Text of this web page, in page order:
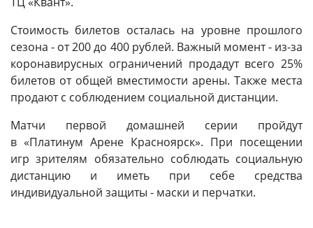
Стоимость билетов осталась на уровне прошлого
сезона - от 200 до 400 рублей. Важный момент - из-за
коронавирусных ограничений продадут всего 25%
билетов от общей вместимости арены. Также места
продают с соблюдением социальной дистанции.
Матчи первой домашней серии пройдут
в «Платинум Арене Красноярск». При посещении
игр зрителям обязательно соблюдать социальную
дистанцию и иметь при себе средства
индивидуальной защиты - маски и перчатки.